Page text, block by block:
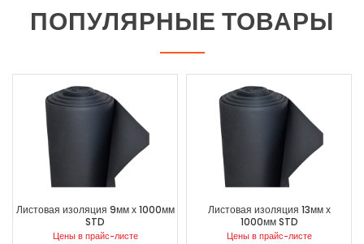
ПОПУЛЯРНЫЕ ТОВАРЫ
Листовая изоляция 9мм х 1000мм
STD
Цены в прайс-листе
Листовая изоляция 13мм х
1000мм STD
Цены в прайс-листе